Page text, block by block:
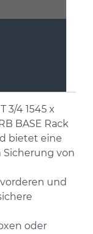
3/4 1545 x
BASE Rack
bietet eine
Sicherung von
und
oder